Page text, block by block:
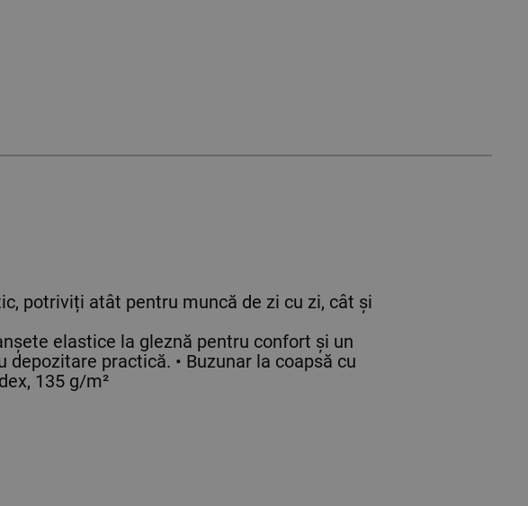
potriviți atât pentru muncă de zi cu zi, cât și
elastice la gleznă pentru confort și un
practică. • Buzunar la coapsă cu
135 g/m²